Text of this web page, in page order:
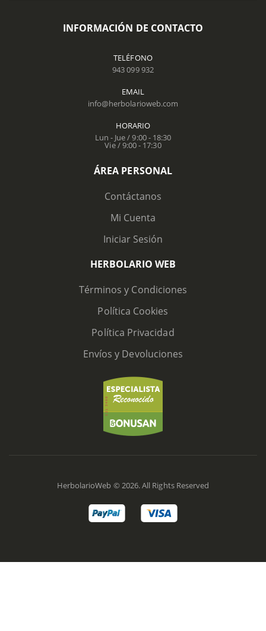
INFORMACIÓN DE CONTACTO
TELÉFONO
943 099 932
EMAIL
info@herbolarioweb.com
HORARIO
Lun - Jue / 9:00 - 18:30
Vie / 9:00 - 17:30
ÁREA PERSONAL
Contáctanos
Mi Cuenta
Iniciar Sesión
HERBOLARIO WEB
Términos y Condiciones
Política Cookies
Política Privacidad
Envíos y Devoluciones
HerbolarioWeb © 2026. All Rights Reserved